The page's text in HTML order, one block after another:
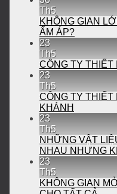
Th5
KHÔNG GIAN
ẤM ÁP?
23
Th5
CÔNG TY THIẾT
23
Th5
CÔNG TY THIẾT
KHÁNH
23
Th5
NHỮNG VẬT
NHAU NHƯNG
23
Th5
KHÔNG GIAN